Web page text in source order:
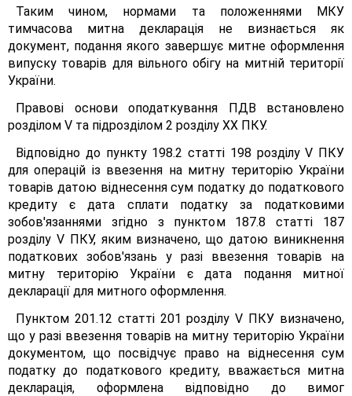
Таким чином, нормами та положеннями МКУ
тимчасова митна декларація не визнається як
документ, подання якого завершує митне оформлення
випуску товарів для вільного обігу на митній території
України.
Правові основи оподаткування ПДВ встановлено
розділом V та підрозділом 2 розділу XX ПКУ.
Відповідно до пункту 198.2 статті 198 розділу V ПКУ
для операцій із ввезення на митну територію України
товарів датою віднесення сум податку до податкового
кредиту є дата сплати податку за податковими
зобов'язаннями згідно з пунктом 187.8 статті 187
розділу V ПКУ, яким визначено, що датою виникнення
податкових зобов'язань у разі ввезення товарів на
митну територію України є дата подання митної
декларації для митного оформлення.
Пунктом 201.12 статті 201 розділу V ПКУ визначено,
що у разі ввезення товарів на митну територію України
документом, що посвідчує право на віднесення сум
податку до податкового кредиту, вважається митна
декларація, оформлена відповідно до вимог